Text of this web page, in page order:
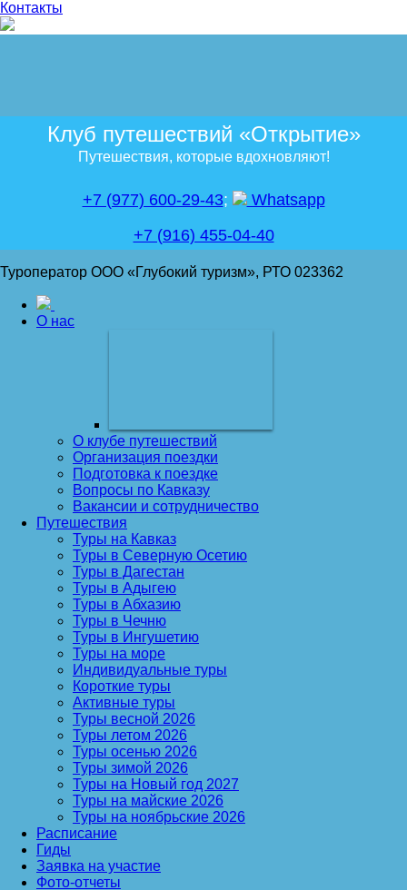
Контакты
Клуб путешествий «Открытие»
Путешествия, которые вдохновляют!
+7 (977) 600-29-43;
Whatsapp
+7 (916) 455-04-40
Туроператор ООО «Глубокий туризм», РТО 023362
О нас
О клубе путешествий
Организация поездки
Подготовка к поездке
Вопросы по Кавказу
Вакансии и сотрудничество
Путешествия
Туры на Кавказ
Туры в Северную Осетию
Туры в Дагестан
Туры в Адыгею
Туры в Абхазию
Туры в Чечню
Туры в Ингушетию
Туры на море
Индивидуальные туры
Короткие туры
Активные туры
Туры весной 2026
Туры летом 2026
Туры осенью 2026
Туры зимой 2026
Туры на Новый год 2027
Туры на майские 2026
Туры на ноябрьские 2026
Расписание
Гиды
Заявка на участие
Фото-отчеты